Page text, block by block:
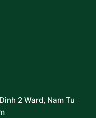
2 Ward, Nam Tu